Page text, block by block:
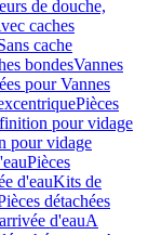
de douche,
caches
cache
bondesVannes
pour Vannes
Pièces
pour vidage
pour vidage
Pièces
d'eauKits de
détachées
d'eauA